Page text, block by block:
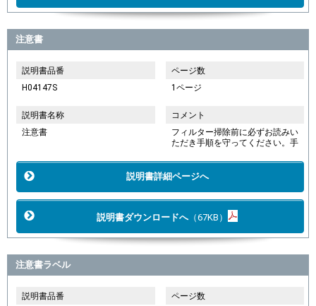
注意書
説明書品番
H04147S
ページ数
1ページ
説明書名称
注意書
コメント
フィルター掃除前に必ずお読みい
ただき手順を守ってください。手
説明書詳細ページへ
説明書ダウンロードへ（67KB）
注意書ラベル
説明書品番 ページ数